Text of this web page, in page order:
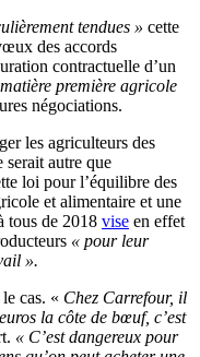
tendues » cette
des accords
contractuelle d’un
première agricole
négociations.
les agriculteurs des
serait autre que
loi pour l’équilibre des
et alimentaire et une
tous de 2018 vise en effet
« pour leur
».
cas. « Chez Carrefour, il
la côte de bœuf, c’est
« C’est dangereux pour